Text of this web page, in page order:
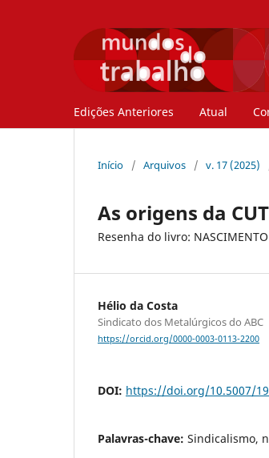
Edições Anteriores Atual
Início / Arquivos / v. 17 (2025)
As origens da CUT
Resenha do livro:
Hélio da Costa
Sindicato dos Metalúrgicos do ABC
https://orcid.org/0000-0003-0113-2200
DOI: https://doi.org/10.5007/
Palavras-chave: Sindicalismo,